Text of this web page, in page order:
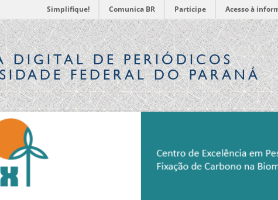
Simplifique! Comunica BR Participe Acesso à
DIGITALDE PERIÓDICOS
FEDERAL DO PARANÁ